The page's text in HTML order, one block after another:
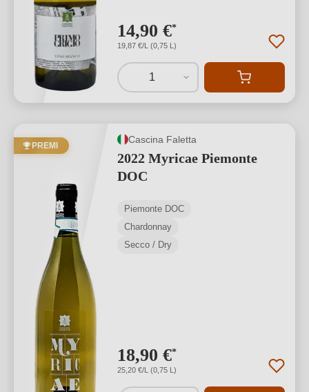
14,90 €*
19,87 €/L (0,75 L)
1
PREMI
Cascina Faletta
2022 Myricae Piemonte
DOC
Piemonte DOC
Chardonnay
Secco / Dry
18,90 €*
25,20 €/L (0,75 L)